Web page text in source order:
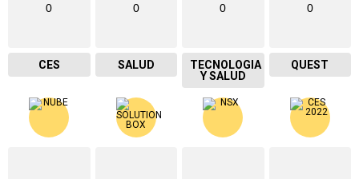
0
CES
0
SALUD
0
TECNOLOGIA
Y SALUD
0
QUEST